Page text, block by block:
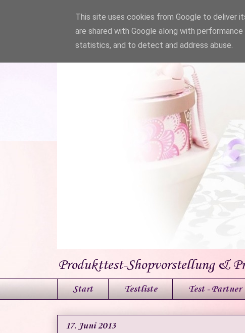
Produkttest-Shopvorstellung &
Start Testliste Test - Partner
17. Juni 2013
This site uses cookies from Google to deliver
are shared with Google along with
statistics, and to detect and address abuse.